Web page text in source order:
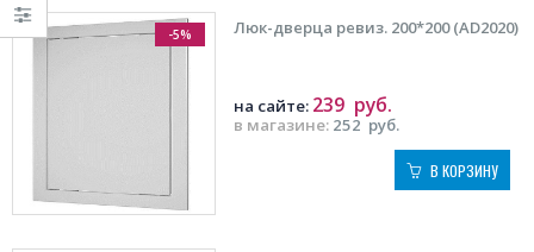
-5% Люк-дверца ревиз. 200*200 (AD2020)
в магазине: 252 руб.
на сайте: 239 руб.
В КОРЗИНУ